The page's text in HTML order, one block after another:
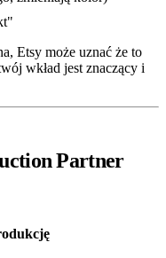
Etsy może uznać że to
wkład jest znaczący i
Partner